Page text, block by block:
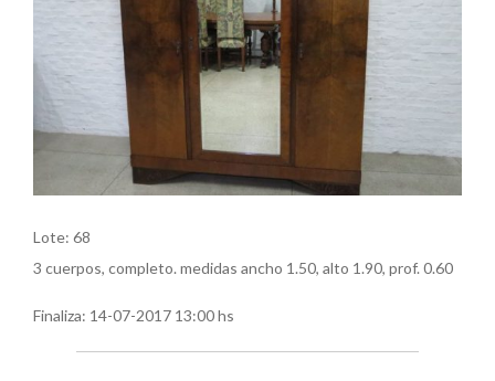
Lote: 68
3 cuerpos, completo. medidas ancho 1.50, alto 1.90, prof. 0.60
Finaliza: 14-07-2017 13:00 hs